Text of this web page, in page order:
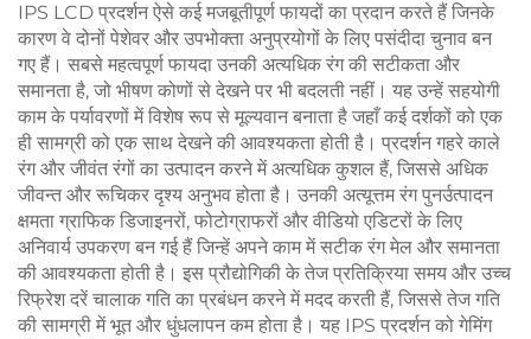
IPS LCD प्रदर्शन ऐसे कई मजबूतीपूर्ण फायदों का प्रदान करते हैं जिनके
कारण वे दोनों पेशेवर और उपभोक्ता अनुप्रयोगों के लिए पसंदीदा चुनाव बन
गए हैं। सबसे महत्वपूर्ण फायदा उनकी अत्यधिक रंग की सटीकता और
समानता है, जो भीषण कोणों से देखने पर भी बदलती नहीं। यह उन्हें सहयोगी
काम के पर्यावरणों में विशेष रूप से मूल्यवान बनाता है जहाँ कई दर्शकों को एक
ही सामग्री को एक साथ देखने की आवश्यकता होती है। प्रदर्शन गहरे काले
रंग और जीवंत रंगों का उत्पादन करने में अत्यधिक कुशल हैं, जिससे अधिक
जीवन्त और रूचिकर दृश्य अनुभव होता है। उनकी अत्यूत्तम रंग पुनर्उत्पादन
क्षमता ग्राफिक डिजाइनरों, फोटोग्राफरों और वीडियो एडिटरों के लिए
अनिवार्य उपकरण बन गई हैं जिन्हें अपने काम में सटीक रंग मेल और समानता
की आवश्यकता होती है। इस प्रौद्योगिकी के तेज प्रतिक्रिया समय और उच्च
रिफ्रेश दरें चालाक गति का प्रबंधन करने में मदद करती हैं, जिससे तेज गति
की सामग्री में भूत और धुंधलापन कम होता है। यह IPS प्रदर्शन को गेमिंग